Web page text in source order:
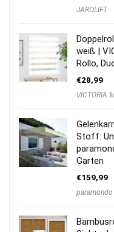
JAROLIFT
weiß |
Rollo,
€28,99
VICTORIA
Stoff:
Garten
€159,99
paramondo